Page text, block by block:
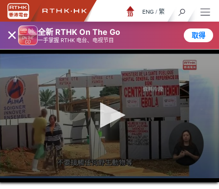
× 全新 RTHK On The Go
一手掌握 RTHK 电台、电视节目
取得
ENG / 繁
0
seconds